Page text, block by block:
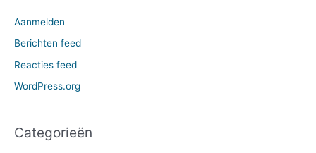
Aanmelden
Berichten feed
Reacties feed
WordPress.org
Categorieën